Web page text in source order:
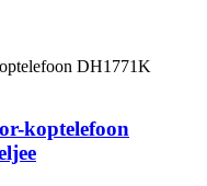
koptelefoon